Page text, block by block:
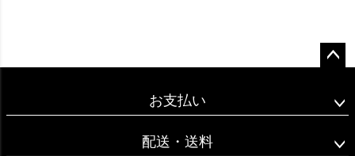
ップ
お支払い
配送・送料